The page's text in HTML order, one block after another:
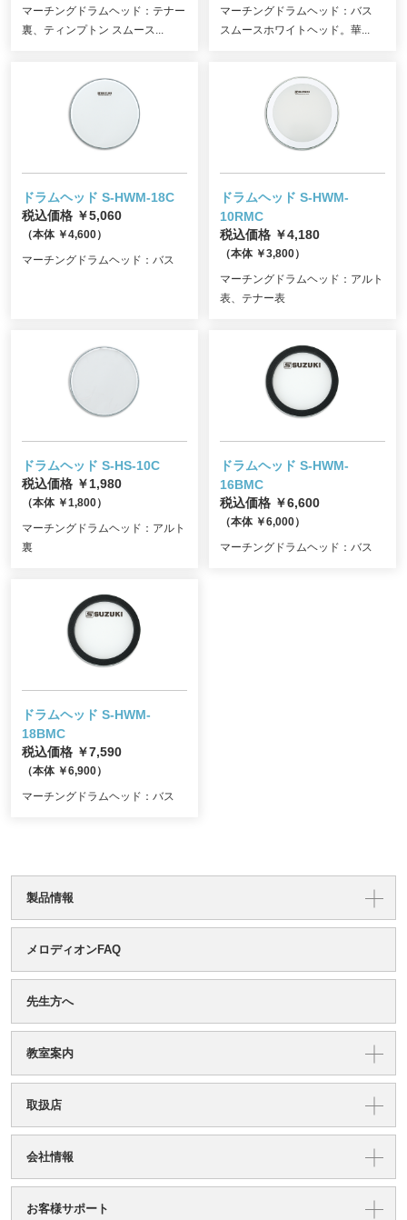
マーチングドラムヘッド：テナー
裏、ティンプトン スムース...
マーチングドラムヘッド：バス
スムースホワイトヘッド。華...
ドラムヘッド S-HWM-18C
税込価格 ￥5,060
（本体 ￥4,600）
マーチングドラムヘッド：バス
ドラムヘッド S-HWM-
10RMC
税込価格 ￥4,180
（本体 ￥3,800）
マーチングドラムヘッド：アルト
表、テナー表
ドラムヘッド S-HS-10C
税込価格 ￥1,980
（本体 ￥1,800）
マーチングドラムヘッド：アルト
裏
ドラムヘッド S-HWM-
16BMC
税込価格 ￥6,600
（本体 ￥6,000）
マーチングドラムヘッド：バス
ドラムヘッド S-HWM-
18BMC
税込価格 ￥7,590
（本体 ￥6,900）
マーチングドラムヘッド：バス
製品情報
メロディオンFAQ
先生方へ
教室案内
取扱店
会社情報
お客様サポート